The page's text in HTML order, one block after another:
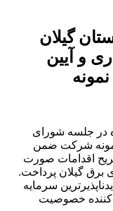
گیلان
و آیین
در جلسه شورای
نمونه شرکت ضمن
اقدامات صورت
برق گیلان پرداخت.
سرمایه
کننده خصوصیت